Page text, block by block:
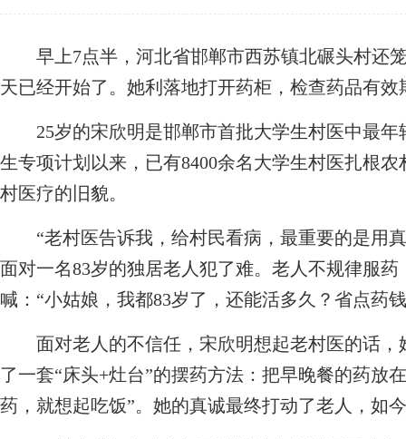
早上7点半，河北省邯郸市西苏镇北碾头村还
天已经开始了。她利落地打开药柜，检查药品有
25岁的宋欣明是邯郸市首批大学生村医中最年
生专项计划以来，已有8400余名大学生村医扎根
村医疗的旧貌。
“老村医告诉我，给村民看病，最重要的是用真
面对一名83岁的独居老人犯了难。老人不规律服
喊：“小姑娘，我都83岁了，还能活多久？省点药
面对老人的不信任，宋欣明想起老村医的话，
了一套“床头+灶台”的摆药方法：把早晚餐的药放
药，就想起吃饭”。她的真诚最终打动了老人，如